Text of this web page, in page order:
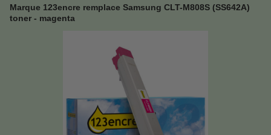
Marque 123encre remplace Samsung CLT-M808S (SS642A)
toner - magenta